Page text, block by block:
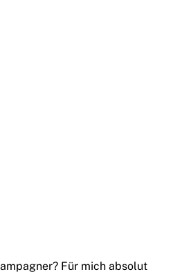
Für mich absolut